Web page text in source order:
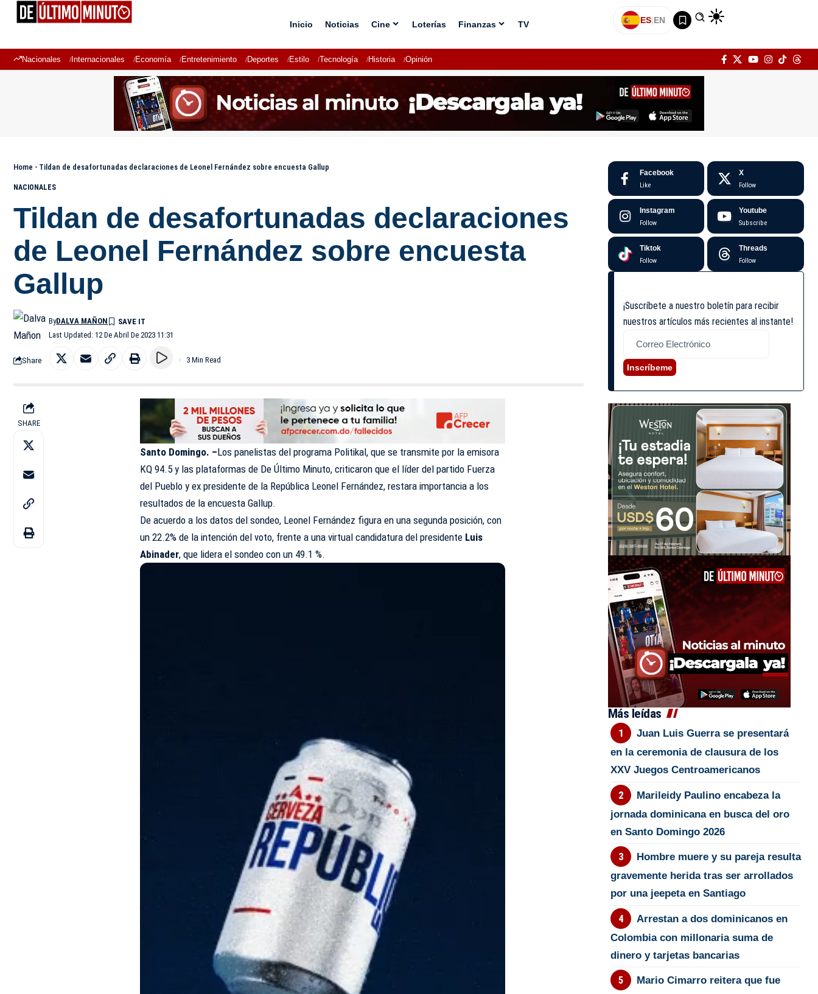
Inicio Noticias Cine Loterías Finanzas TV ES|EN
Nacionales Internacionales Economía Entretenimiento Deportes Estilo Tecnología Historia Opinión
Home - Tildan de desafortunadas declaraciones de Leonel Fernández sobre encuesta Gallup
NACIONALES
Tildan de desafortunadas declaraciones
de Leonel Fernández sobre encuesta
Gallup
Last Updated: 12 De Abril De 2023 11:31
ByDALVA MAÑON
Share 3 Min Read
SHARE
Santo Domingo. –Los panelistas del programa Politikal, que se transmite por la emisora
KQ 94.5 y las plataformas de De Último Minuto, criticaron que el líder del partido Fuerza
del Pueblo y ex presidente de la República Leonel Fernández, restara importancia a los
resultados de la encuesta Gallup.
De acuerdo a los datos del sondeo, Leonel Fernández figura en una segunda posición, con
un 22.2% de la intención del voto, frente a una virtual candidatura del presidente Luis
Abinader, que lidera el sondeo con un 49.1 %.
Facebook
Like
X
Follow
Instagram
Follow
Youtube
Subscribe
Tiktok
Follow
Threads
Follow
¡Suscríbete a nuestro boletín para recibir
nuestros artículos más recientes al instante!
Inscríbeme
Más leídas
Juan Luis Guerra se presentará
en la ceremonia de clausura de los
XXV Juegos Centroamericanos
Marileidy Paulino encabeza la
jornada dominicana en busca del oro
en Santo Domingo 2026
Hombre muere y su pareja resulta
gravemente herida tras ser arrollados
por una jeepeta en Santiago
Arrestan a dos dominicanos en
Colombia con millonaria suma de
dinero y tarjetas bancarias
Mario Cimarro reitera que fue